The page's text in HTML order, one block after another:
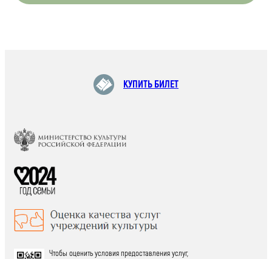
КУПИТЬ БИЛЕТ
Чтобы оценить условия предоставления услуг,